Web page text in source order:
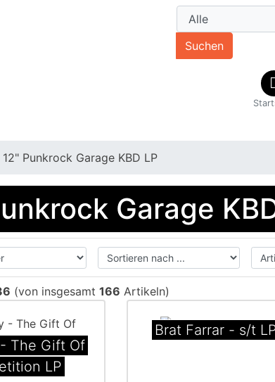
Suchen
12" Punkrock Garage KBD LP
Garage
(von insgesamt 166 Artikeln)
The Gift Of
LP
Brat Farrar - s/t